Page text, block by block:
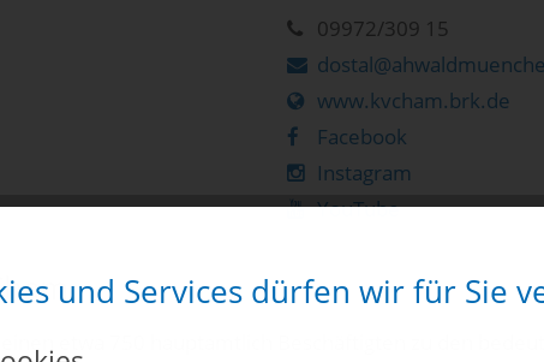
09972/309 15
www.kvcham.brk.de
Facebook
Instagram
YouTube
etwa 750 hauptamtlich Beschäftigten zu den
und Services dürfen wir für Sie